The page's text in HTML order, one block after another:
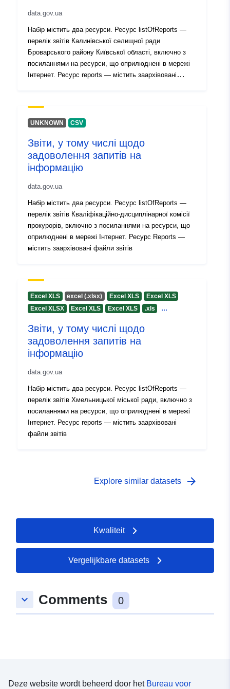
uriRef:
297b-4aaf-b307-60b08ae9874d
Versie-informatie: 1.0
data.gov.ua
Набір містить два ресурси. Ресурс listOfReports —
перелік звітів Калинівської селищної ради
Броварського району Київської області, включно з
посиланнями на ресурси, що оприлюднені в мережі
Інтернет. Ресурс reports — містить заархівовані
UNKNOWN CSV
Звіти, у тому числі щодо
задоволення запитів на
інформацію
data.gov.ua
Набір містить два ресурси. Ресурс listOfReports —
перелік звітів Кваліфікаційно-дисциплінарної комісії
прокурорів, включно з посиланнями на ресурси, що
оприлюднені в мережі Інтернет. Ресурс Reports —
містить заархівовані файли звітів
Excel XLS excel (.xlsx) Excel XLS
Excel XLS
Excel XLSX
Excel XLS Excel XLS .xls ...
Звіти, у тому числі щодо
задоволення запитів на
інформацію
data.gov.ua
Набір містить два ресурси. Ресурс listOfReports —
перелік звітів Хмельницької міської ради, включно з
посиланнями на ресурси, що оприлюднені в мережі
Інтернет. Ресурс reports — містить заархівовані
файли звітів
Explore similar datasets arrow_forward
Kwaliteit
Vergelijkbare datasets
keyboard_arrow_down Comments 0
Deze website wordt beheerd door het Bureau voor